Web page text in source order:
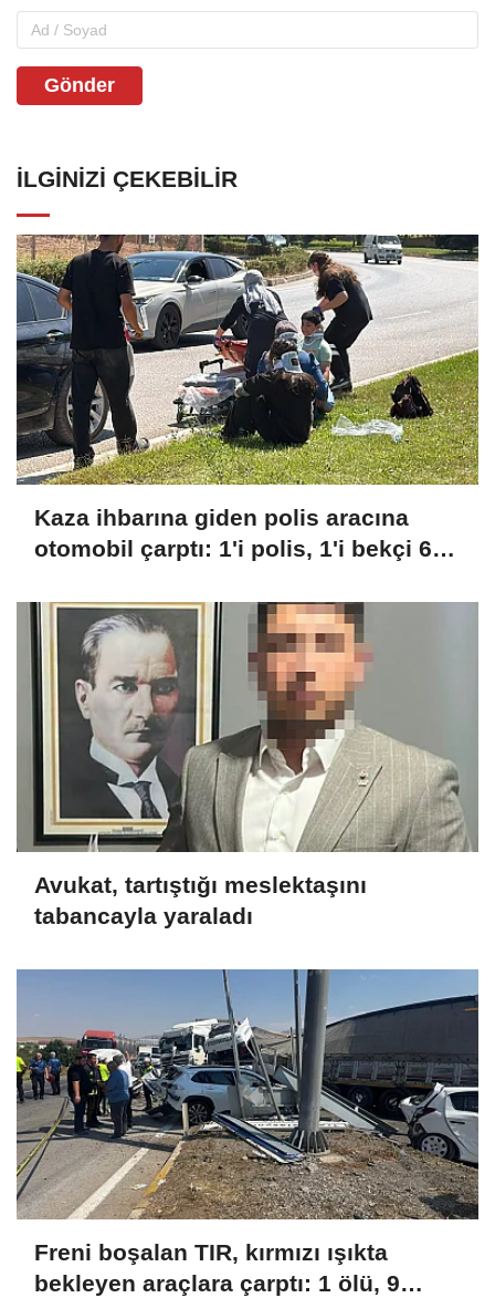
Gönder
İLGINIZI ÇEKEBILIR
Kaza ihbarına giden polis aracına
otomobil çarptı: 1'i polis, 1'i bekçi 6
Avukat, tartıştığı meslektaşını
tabancayla yaraladı
Freni boşalan TIR, kırmızı ışıkta
bekleyen araçlara çarptı: 1 ölü, 9